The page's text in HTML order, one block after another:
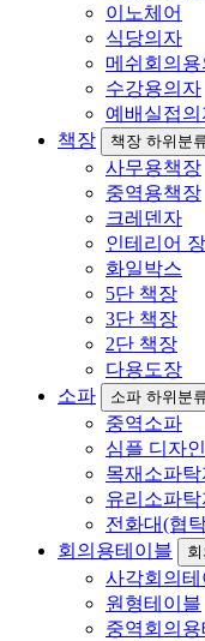
이노체어
식당의자
메쉬회의
수강용의자
예배실접의
책장
책장 하위분
사무용책장
중역용책장
크레덴자
인테리어
화일박스
5단 책장
3단 책장
2단 책장
다용도장
소파
소파 하위분
중역소파
심플 디자
목재소파탁
유리소파탁
전화대(협
회의용테이블
사각회의테
원형테이블
중역회의